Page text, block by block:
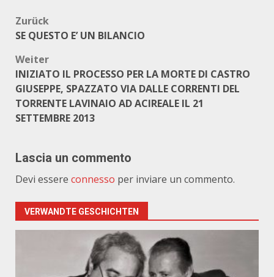
Beitragsnavigation
Zurück
SE QUESTO E’ UN BILANCIO
Weiter
INIZIATO IL PROCESSO PER LA MORTE DI CASTRO
GIUSEPPE, SPAZZATO VIA DALLE CORRENTI DEL
TORRENTE LAVINAIO AD ACIREALE IL 21
SETTEMBRE 2013
Lascia un commento
Devi essere connesso per inviare un commento.
VERWANDTE GESCHICHTEN